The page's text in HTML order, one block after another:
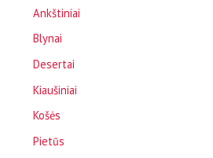
Ankštiniai
Blynai
Desertai
Kiaušiniai
Košės
Pietūs